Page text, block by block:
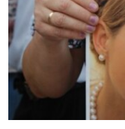
КИТАЙ.ВИКЛИКИ
МУЛЬТИМЕДІА
ФОТО
СПЕЦПРОЄКТИ
ПОДКАСТИ